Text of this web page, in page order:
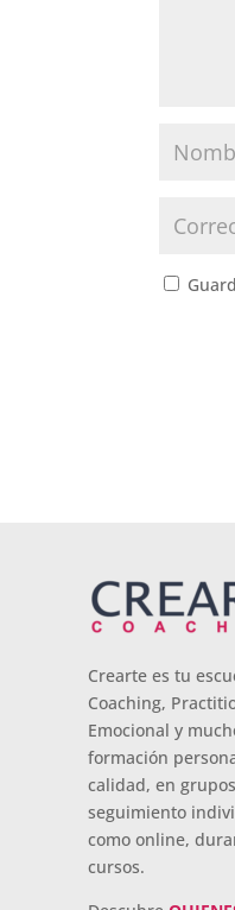
Crearte es tu
Coaching,
Emocional y
formación
calidad, en
seguimiento
como online,
cursos.